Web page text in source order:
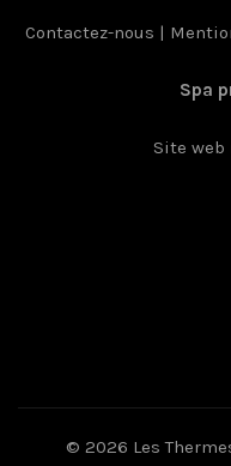
Contactez-nous |
Spa
Site web
© 2026 Les